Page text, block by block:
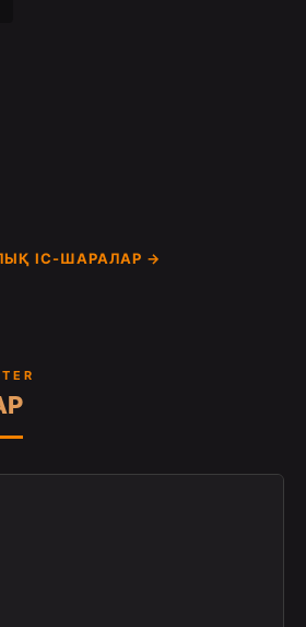
ІС-ШАРАЛАР →